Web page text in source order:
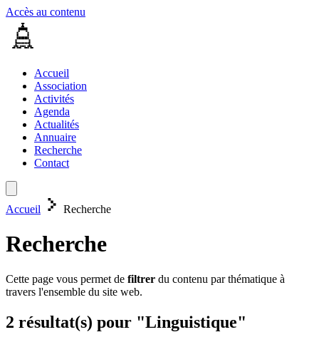
Accès au contenu
Accueil
Association
Activités
Agenda
Actualités
Annuaire
Recherche
Contact
Accueil Recherche
Recherche
Cette page vous permet de filtrer du contenu par thématique à
travers l'ensemble du site web.
2 résultat(s) pour "Linguistique"